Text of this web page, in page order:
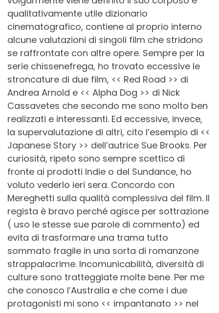
qualitativamente utile dizionario
cinematografico, contiene al proprio interno
alcune valutazioni di singoli film che stridono
se raffrontate con altre opere. Sempre per la
serie chissenefrega, ho trovato eccessive le
stroncature di due film, << Red Road >> di
Andrea Arnold e << Alpha Dog >> di Nick
Cassavetes che secondo me sono molto ben
realizzati e interessanti. Ed eccessive, invece,
la supervalutazione di altri, cito l’esempio di <<
Japanese Story >> dell’autrice Sue Brooks. Per
curiosità, ripeto sono sempre scettico di
fronte ai prodotti Indie o del Sundance, ho
voluto vederlo ieri sera. Concordo con
Mereghetti sulla qualità complessiva del film. Il
regista è bravo perché agisce per sottrazione
( uso le stesse sue parole di commento) ed
evita di trasformare una trama tutto
sommato fragile in una sorta di romanzone
strappalacrime. Incomunicabilità, diversità di
culture sono tratteggiate molte bene. Per me
che conosco l’Australia e che come i due
protagonisti mi sono << impantanato >> nel